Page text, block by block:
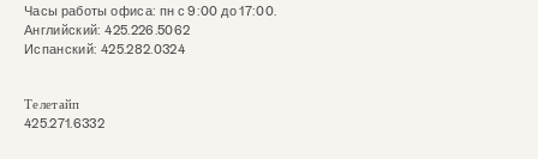
Часы работы офиса: пн с 9:00 до 17:00.
Английский: 425.226.5062
Испанский: 425.282.0324
Телетайп
425.271.6332